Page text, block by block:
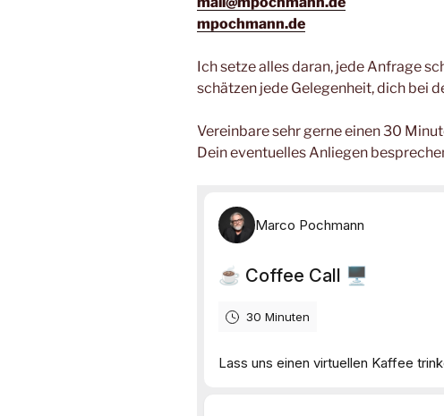
mpochmann.de
Ich setze alles daran, jede Anfrage
schätzen jede Gelegenheit, dich bei
Vereinbare sehr gerne einen 30
Dein eventuelles Anliegen